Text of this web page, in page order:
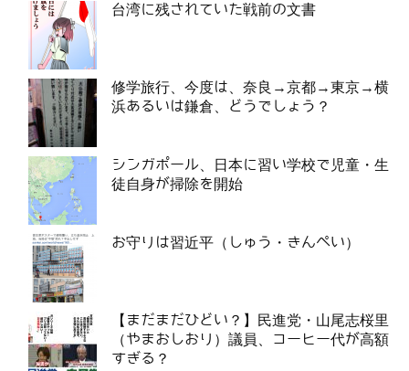
台湾に残されていた戦前の文書
修学旅行、今度は、奈良→京都→東京→横
浜あるいは鎌倉、どうでしょう？
シンガポール、日本に習い学校で児童・生
徒自身が掃除を開始
お守りは習近平（しゅう・きんぺい）
【まだまだひどい？】民進党・山尾志桜里
（やまおしおり）議員、コーヒー代が高額
すぎる？